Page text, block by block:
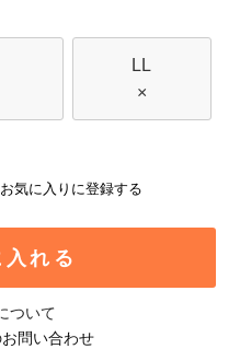
LL
×
お気に入りに登録する
れる
ついて
問い合わせ